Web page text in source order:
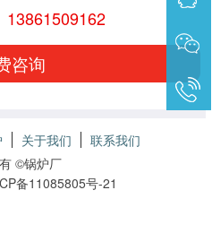
13861509162
咨询
关于我们
联系我们
©锅炉厂
备11085805号-21